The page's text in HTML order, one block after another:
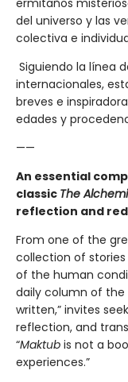
ermitaños
del universo y las
colectiva e
Siguiendo la línea
internacionales,
breves e
edades y
——
An essential
classic The
reflection and
From one of the
collection of
of the human
daily column of
written,” invites
reflection, and
“Maktub is not a
experiences.”